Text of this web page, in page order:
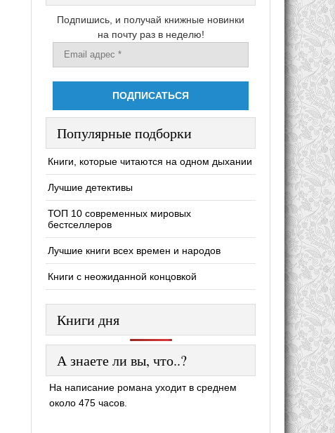
Подпишись, и получай книжные новинки
на почту раз в неделю!
Популярные подборки
Книги, которые читаются на одном дыхании
Лучшие детективы
ТОП 10 современных мировых
бестселлеров
Лучшие книги всех времен и народов
Книги с неожиданной концовкой
Книги дня
А знаете ли вы, что..?
На написание романа уходит в среднем
около 475 часов.